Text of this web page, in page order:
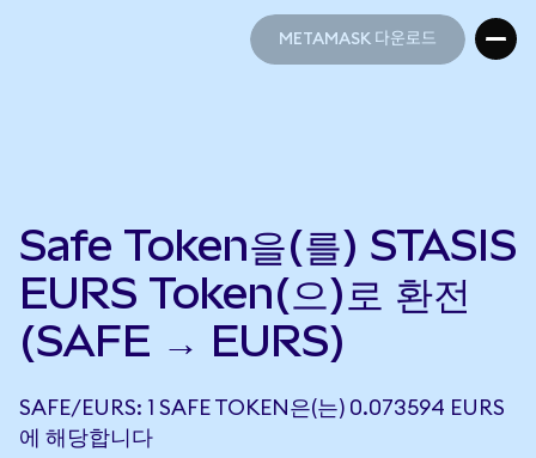
METAMASK 다운로드
Safe Token을(를) STASIS
EURS Token(으)로 환전
(SAFE → EURS)
SAFE/EURS: 1 SAFE TOKEN은(는) 0.073594 EURS
에 해당합니다